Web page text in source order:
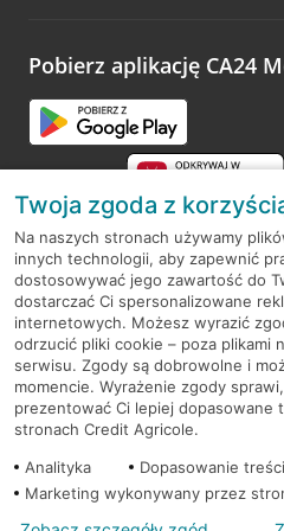
opinie.
Pobierz aplikację CA24
RODO
Regulamin serwisu
Mapa serwisu
PolitykaCookies
Twoja zgoda z
Na naszych stronach używamy
innych technologii, aby zapewnić
dostosowywać jego zawartość do
dostarczać Ci spersonalizowane
internetowych. Możesz wyrazić
odrzucić pliki cookie – poza plikami
serwisu. Zgody są dobrowolne i
momencie. Wyrażenie zgody
prezentować Ci lepiej dopasowane
stronach Credit Agricole.
Analityka
Dopasowanie
Marketing wykonywany przez